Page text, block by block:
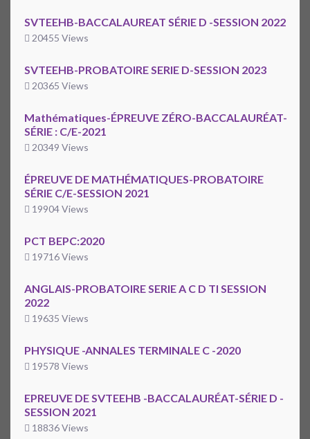
SVTEEHB-BACCALAUREAT SÉRIE D -SESSION 2022
20455 Views
SVTEEHB-PROBATOIRE SERIE D-SESSION 2023
20365 Views
Mathématiques-ÉPREUVE ZÉRO-BACCALAURÉAT-
SÉRIE : C/E-2021
20349 Views
ÉPREUVE DE MATHÉMATIQUES-PROBATOIRE
SÉRIE C/E-SESSION 2021
19904 Views
PCT BEPC:2020
19716 Views
ANGLAIS-PROBATOIRE SERIE A C D TI SESSION
2022
19635 Views
PHYSIQUE -ANNALES TERMINALE C -2020
19578 Views
EPREUVE DE SVTEEHB -BACCALAURÉAT-SÉRIE D -
SESSION 2021
18836 Views